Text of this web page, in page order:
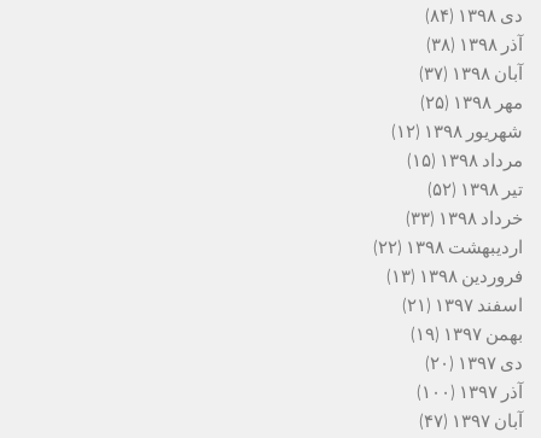
دی ۱۳۹۸
(۸۴)
آذر ۱۳۹۸
(۳۸)
آبان ۱۳۹۸
(۳۷)
مهر ۱۳۹۸
(۲۵)
شهریور ۱۳۹۸
(۱۲)
مرداد ۱۳۹۸
(۱۵)
تیر ۱۳۹۸
(۵۲)
خرداد ۱۳۹۸
(۳۳)
اردیبهشت ۱۳۹۸
(۲۲)
فروردین ۱۳۹۸
(۱۳)
اسفند ۱۳۹۷
(۲۱)
بهمن ۱۳۹۷
(۱۹)
دی ۱۳۹۷
(۲۰)
آذر ۱۳۹۷
(۱۰۰)
آبان ۱۳۹۷
(۴۷)